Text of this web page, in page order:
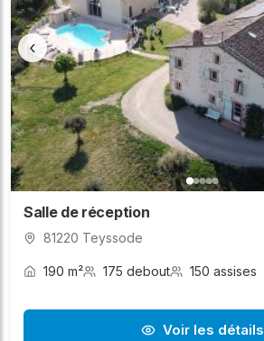
‹
Salle de réception
81220 Teyssode
190 m² 175 debout 150 assises
Voir les détails